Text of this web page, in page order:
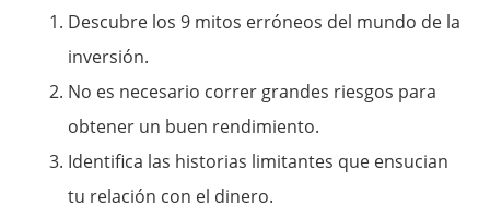
Descubre los 9 mitos erróneos del mundo de la
inversión.
No es necesario correr grandes riesgos para
obtener un buen rendimiento.
Identifica las historias limitantes que ensucian
tu relación con el dinero.